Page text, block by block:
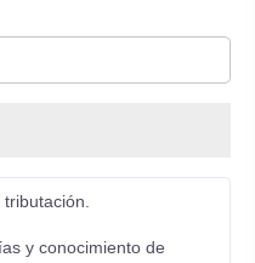
y conocimiento de